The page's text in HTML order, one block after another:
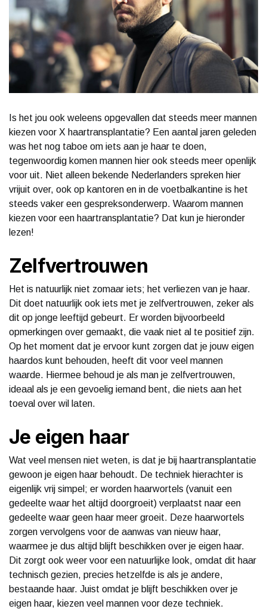
Is het jou ook weleens opgevallen dat steeds meer mannen
kiezen voor X haartransplantatie? Een aantal jaren geleden
was het nog taboe om iets aan je haar te doen,
tegenwoordig komen mannen hier ook steeds meer openlijk
voor uit. Niet alleen bekende Nederlanders spreken hier
vrijuit over, ook op kantoren en in de voetbalkantine is het
steeds vaker een gespreksonderwerp. Waarom mannen
kiezen voor een haartransplantatie? Dat kun je hieronder
lezen!
Zelfvertrouwen
Het is natuurlijk niet zomaar iets; het verliezen van je haar.
Dit doet natuurlijk ook iets met je zelfvertrouwen, zeker als
dit op jonge leeftijd gebeurt. Er worden bijvoorbeeld
opmerkingen over gemaakt, die vaak niet al te positief zijn.
Op het moment dat je ervoor kunt zorgen dat je jouw eigen
haardos kunt behouden, heeft dit voor veel mannen
waarde. Hiermee behoud je als man je zelfvertrouwen,
ideaal als je een gevoelig iemand bent, die niets aan het
toeval over wil laten.
Je eigen haar
Wat veel mensen niet weten, is dat je bij haartransplantatie
gewoon je eigen haar behoudt. De techniek hierachter is
eigenlijk vrij simpel; er worden haarwortels (vanuit een
gedeelte waar het altijd doorgroeit) verplaatst naar een
gedeelte waar geen haar meer groeit. Deze haarwortels
zorgen vervolgens voor de aanwas van nieuw haar,
waarmee je dus altijd blijft beschikken over je eigen haar.
Dit zorgt ook weer voor een natuurlijke look, omdat dit haar
technisch gezien, precies hetzelfde is als je andere,
bestaande haar. Juist omdat je blijft beschikken over je
eigen haar, kiezen veel mannen voor deze techniek.